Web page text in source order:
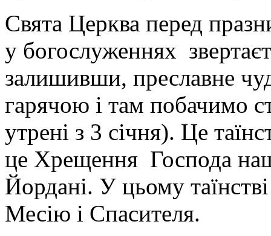
Свята Церква перед
у богослуженнях
залишивши, преславне
гарячою і там побачимо
утрені з 3 січня). Це
це Хрещення Господа
Йордані. У цьому
Месію і Спасителя.